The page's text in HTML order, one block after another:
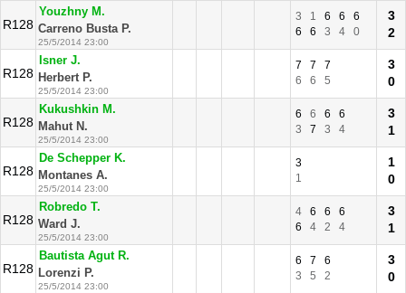
R128
Youzhny M.
Carreno Busta P.
25/5/2014 23:00
3 1 6 6
6
6
6 3 4 0
3
2
R128
Isner J.
Herbert P.
25/5/2014 23:00
7 7
7
6
6 5
3
0
R128
Kukushkin M.
Mahut N.
25/5/2014 23:00
6 6 6
6
3
7 3 4
3
1
R128
De Schepper K.
Montanes A.
25/5/2014 23:00
3
1
1
0
R128
Robredo T.
Ward J.
25/5/2014 23:00
4 6 6
6
6
4 2 4
3
1
R128
Bautista Agut R.
Lorenzi P.
25/5/2014 23:00
6 7
6
3
5 2
3
0